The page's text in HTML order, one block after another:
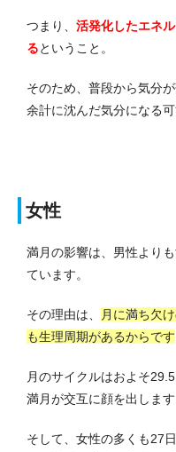
つまり、 活発化したエネ
るということ。
そのため、普段から気分
余計に沈んだ気分になる可
女性
満月の影響は、男性より
ています。
その理由は、
月に満ち欠
も生理周期があるからです
月のサイクルはおよそ
満月が交互に顔を出します
そして、女性の多くも27